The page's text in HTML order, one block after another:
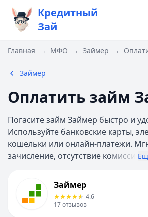
Кредитный
Зай
Главная → МФО → Займер →
Займер
Оплатить займ
Погасите займ Займер быстро и
Используйте банковские карты,
кошельки или онлайн-платежи.
зачисление, отсутствие комисси
ИнформацияЗаймер
4.6
17отзывов